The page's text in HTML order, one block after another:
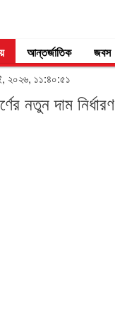
আন্তর্জাতিক জবস
২০২৬, ১১:৪০:৫১
নতুন দাম নির্ধারণ